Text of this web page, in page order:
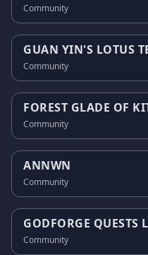
Community
GUAN YIN'S LOTUS
Community
FOREST GLADE OF
Community
ANNWN
Community
GODFORGE QUESTS
Community